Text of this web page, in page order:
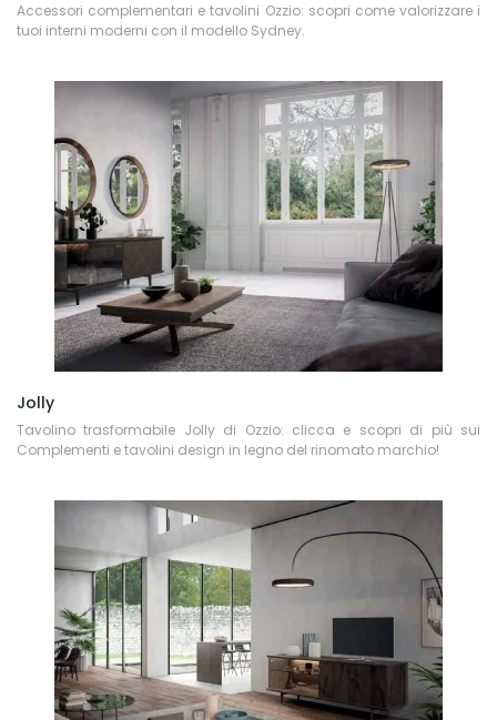
Accessori complementari e tavolini Ozzio: scopri come valorizzare i
tuoi interni moderni con il modello Sydney.
Jolly
Tavolino trasformabile Jolly di Ozzio: clicca e scopri di più sui
Complementi e tavolini design in legno del rinomato marchio!